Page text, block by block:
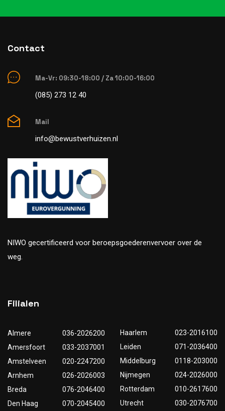
Contact
Ma-Vr: 09:30-18:00 / Za 10:00-16:00
(085) 273 12 40
Mail
info@bewustverhuizen.nl
NIWO gecertificeerd voor beroepsgoederenvervoer over de
weg.
Filialen
Almere
036-2026200
Amersfoort
033-2037001
Amstelveen
020-2247200
Arnhem
026-2026003
Breda
076-2046400
Den Haag
070-2045400
Haarlem
023-2016100
Leiden
071-2036400
Middelburg
0118-203000
Nijmegen
024-2026000
Rotterdam
010-2617600
Utrecht
030-2076700